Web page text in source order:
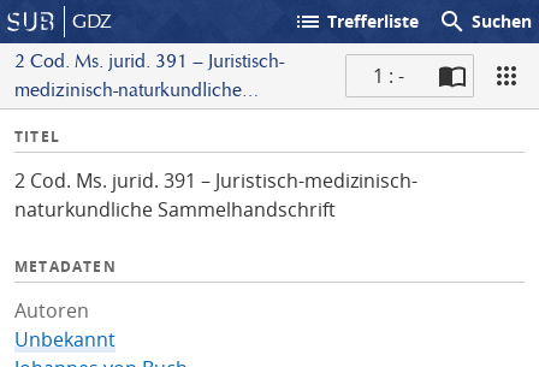
GDZ list Trefferliste search Suchen
2 Cod. Ms. jurid. 391 – Juristisch-
medizinisch-naturkundliche
1 : -
I
f
o
TITEL
2 Cod. Ms. jurid. 391 – Juristisch-medizinisch-
naturkundliche Sammelhandschrift
METADATEN
Autoren
Unbekannt